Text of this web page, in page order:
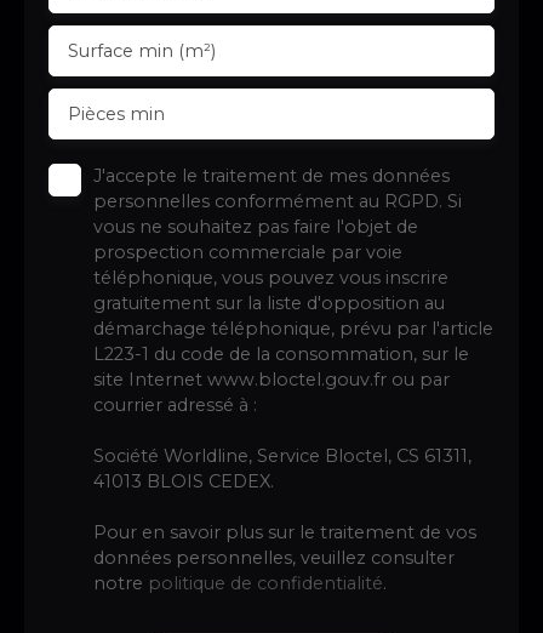
Surface min (m²)
Pièces min
J'accepte le traitement de mes données
personnelles conformément au RGPD. Si
vous ne souhaitez pas faire l'objet de
prospection commerciale par voie
téléphonique, vous pouvez vous inscrire
gratuitement sur la liste d'opposition au
démarchage téléphonique, prévu par l'article
L223-1 du code de la consommation, sur le
site Internet www.bloctel.gouv.fr ou par
courrier adressé à :
Société Worldline, Service Bloctel, CS 61311,
41013 BLOIS CEDEX.
Pour en savoir plus sur le traitement de vos
données personnelles, veuillez consulter
notre politique de confidentialité.